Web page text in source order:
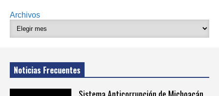
Archivos
Noticias Frecuentes